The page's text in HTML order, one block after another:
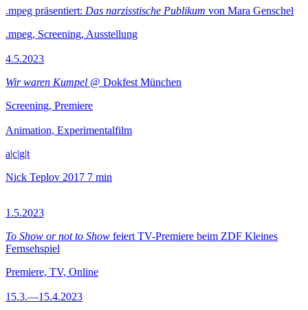
.mpeg präsentiert: Das narzisstische Publikum von Mara Genschel
.mpeg, Screening, Ausstellung
4.5.2023
Wir waren Kumpel @ Dokfest München
Screening, Premiere
Animation, Experimentalfilm
a|c|g|t
Nick Teplov 2017 7 min
1.5.2023
To Show or not to Show feiert TV-Premiere beim ZDF Kleines
Fernsehspiel
Premiere, TV, Online
15.3.—15.4.2023